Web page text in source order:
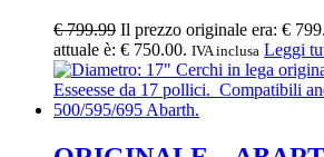
€799.99 Il prezzo originale era: €
attuale è: € 750.00. IVA inclusa Leggi